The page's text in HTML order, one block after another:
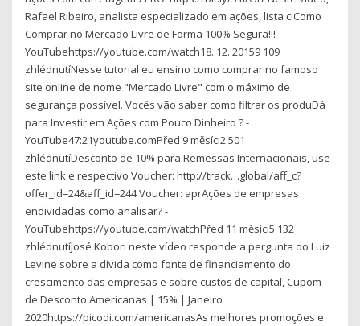
Rafael Ribeiro, analista especializado em ações, lista ciComo
Comprar no Mercado Livre de Forma 100% Segura!!! -
YouTubehttps://youtube.com/watch18. 12. 20159 109
zhlédnutíNesse tutorial eu ensino como comprar no famoso
site online de nome "Mercado Livre" com o máximo de
segurança possível. Vocês vão saber como filtrar os produDá
para Investir em Ações com Pouco Dinheiro ? -
YouTube47:21youtube.comPřed 9 měsíci2 501
zhlédnutíDesconto de 10% para Remessas Internacionais, use
este link e respectivo Voucher: http://track…global/aff_c?
offer_id=24&aff_id=244 Voucher: aprAções de empresas
endividadas como analisar? -
YouTubehttps://youtube.com/watchPřed 11 měsíci5 132
zhlédnutíJosé Kobori neste vídeo responde a pergunta do Luiz
Levine sobre a dívida como fonte de financiamento do
crescimento das empresas e sobre custos de capital, Cupom
de Desconto Americanas | 15% | Janeiro
2020https://picodi.com/americanasAs melhores promoções e